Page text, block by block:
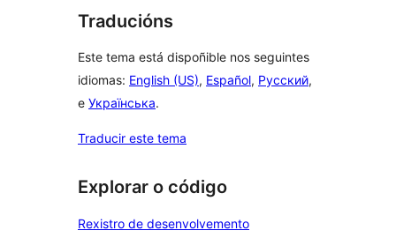
Traducións
Este tema está dispoñible nos seguintes
idiomas: English (US), Español, Русский,
e Українська.
Traducir este tema
Explorar o código
Rexistro de desenvolvemento